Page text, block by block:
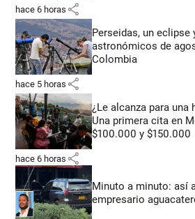
hace 6 horas share
Perseidas, un
astronómicos de
Colombia
hace 5 horas share
¿Le alcanza para una
Una primera cita en
$100.000 y $150.000
hace 6 horas share
Minuto a minuto: así
empresario